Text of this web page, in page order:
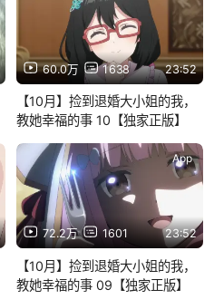
60.0万 1638 23:52
【10月】捡到退婚大小姐的我，
教她幸福的事 10【独家正版】
72.2万 1601 23:52
App
【10月】捡到退婚大小姐的我，
教她幸福的事 09【独家正版】